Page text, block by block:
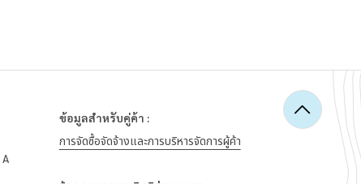
ข้อมูลสำหรับคู่ค้า :
การจัดซื้อจัดจ้างและการบริหารจัดการผู้ค้า